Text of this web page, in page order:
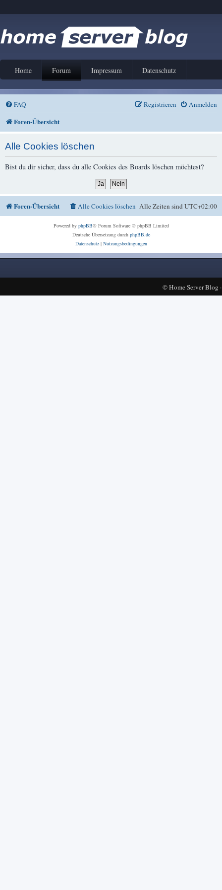
Home Forum Impressum Datenschutz
FAQ Anmelden
Registrieren
Foren-Übersicht
Alle Cookies löschen
Bist du dir sicher, dass du alle Cookies des Boards löschen möchtest?
Foren-Übersicht Alle Zeiten sindUTC+02:00
Alle Cookies löschen
Powered by phpBB® Forum Software © phpBB Limited
Deutsche Übersetzung durch phpBB.de
Datenschutz| Nutzungsbedingungen
©Home Server Blog